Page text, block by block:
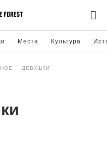
Места Культура
ДЕВУШКИ